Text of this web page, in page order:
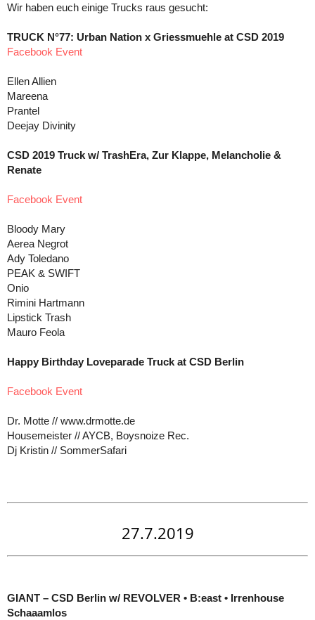
Wir haben euch einige Trucks raus gesucht:
TRUCK N°77: Urban Nation x Griessmuehle at CSD 2019
Facebook Event
Ellen Allien
Mareena
Prantel
Deejay Divinity
CSD 2019 Truck w/ TrashEra, Zur Klappe, Melancholie &
Renate
Facebook Event
Bloody Mary
Aerea Negrot
Ady Toledano
PEAK & SWIFT
Onio
Rimini Hartmann
Lipstick Trash
Mauro Feola
Happy Birthday Loveparade Truck at CSD Berlin
Facebook Event
Dr. Motte // www.drmotte.de
Housemeister // AYCB, Boysnoize Rec.
Dj Kristin // SommerSafari
27.7.2019
GIANT – CSD Berlin w/ REVOLVER • B:east • Irrenhouse
Schaaamlos